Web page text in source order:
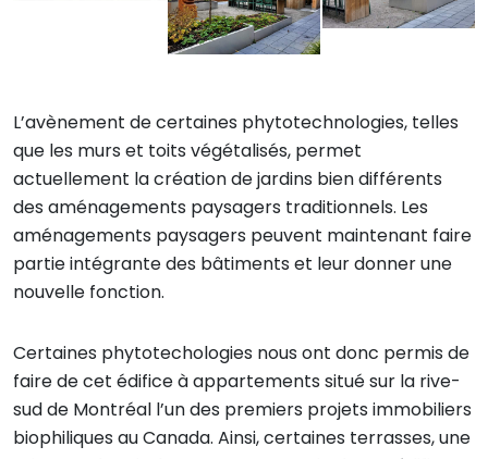
L’avènement de certaines phytotechnologies, telles
que les murs et toits végétalisés, permet
actuellement la création de jardins bien différents
des aménagements paysagers traditionnels. Les
aménagements paysagers peuvent maintenant faire
partie intégrante des bâtiments et leur donner une
nouvelle fonction.
Certaines phytotechologies nous ont donc permis de
faire de cet édifice à appartements situé sur la rive-
sud de Montréal l’un des premiers projets immobiliers
biophiliques au Canada. Ainsi, certaines terrasses, une